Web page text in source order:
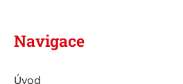
Navigace
Úvod